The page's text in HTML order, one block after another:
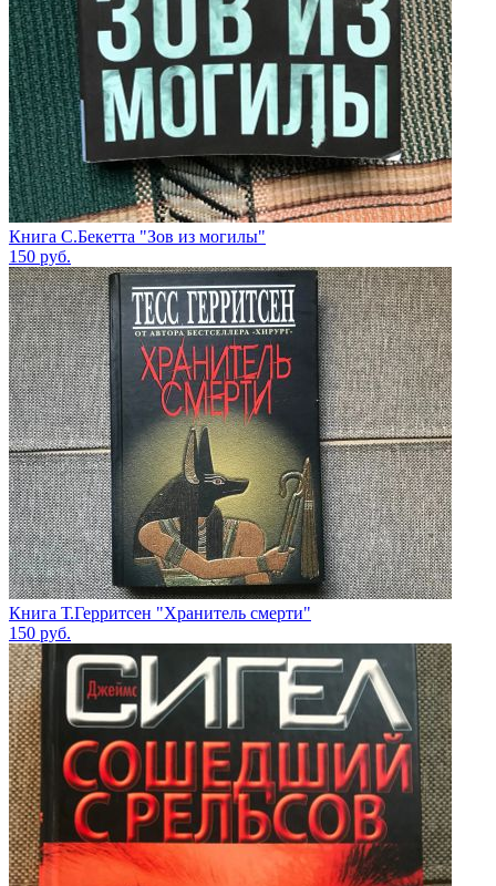
Книга С.Бекетта "Зов из могилы"
150 руб.
Книга Т.Герритсен "Хранитель смерти"
150 руб.